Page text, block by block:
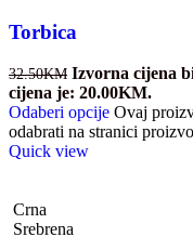
Torbica
32.50KM Izvorna cijena
cijena je: 20.00KM.
Odaberi opcije Ovaj
odabrati na stranici
Quick view
Crna
Srebrena